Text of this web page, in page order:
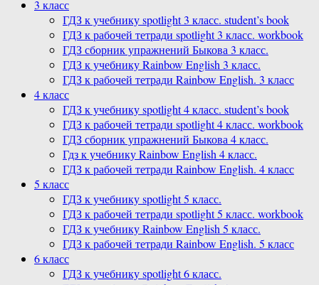
3 класс
ГДЗ к учебнику spotlight 3 класс. student’s book
ГДЗ к рабочей тетради spotlight 3 класс. workbook
ГДЗ сборник упражнений Быкова 3 класс.
ГДЗ к учебнику Rainbow English 3 класс.
ГДЗ к рабочей тетради Rainbow English. 3 класс
4 класс
ГДЗ к учебнику spotlight 4 класс. student’s book
ГДЗ к рабочей тетради spotlight 4 класс. workbook
ГДЗ сборник упражнений Быкова 4 класс.
Гдз к учебнику Rainbow English 4 класс.
ГДЗ к рабочей тетради Rainbow English. 4 класс
5 класс
ГДЗ к учебнику spotlight 5 класс.
ГДЗ к рабочей тетради spotlight 5 класс. workbook
ГДЗ к учебнику Rainbow English 5 класс.
ГДЗ к рабочей тетради Rainbow English. 5 класс
6 класс
ГДЗ к учебнику spotlight 6 класс.